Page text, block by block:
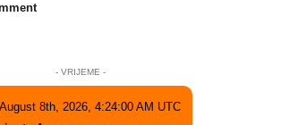
- VRIJEME -
8th, 2026, 4:24:00 AM UTC